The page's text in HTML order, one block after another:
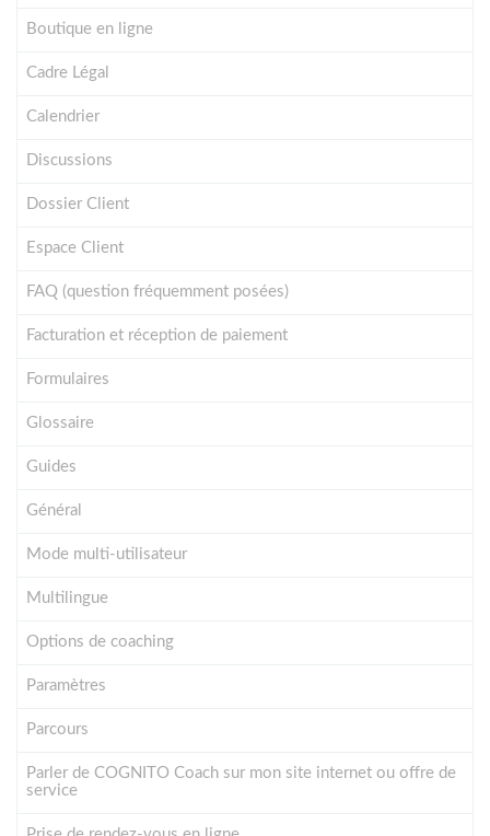
Boutique en ligne
Cadre Légal
Calendrier
Discussions
Dossier Client
Espace Client
FAQ (question fréquemment posées)
Facturation et réception de paiement
Formulaires
Glossaire
Guides
Général
Mode multi-utilisateur
Multilingue
Options de coaching
Paramètres
Parcours
Parler de COGNITO Coach sur mon site internet ou offre de
service